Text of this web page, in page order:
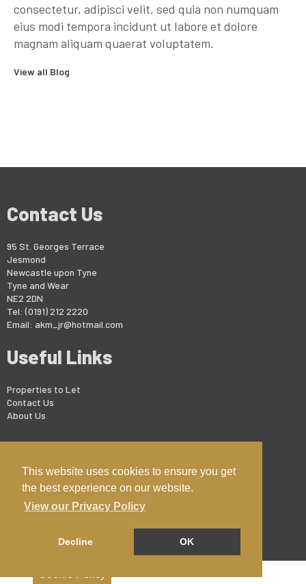
This website uses cookies to ensure you get
the best experience on our website.
View our Privacy Policy
Decline OK
consectetur, adipisci velit, sed quia non numquam
eius modi tempora incidunt ut labore et dolore
magnam aliquam quaerat voluptatem.
View all Blog
Contact Us
95 St. Georges Terrace
Jesmond
Newcastle upon Tyne
Tyne and Wear
NE2 2DN
Tel: (0191) 212 2220
Email: akm_jr@hotmail.com
Useful Links
Properties to Let
Contact Us
About Us
Privacy Policy